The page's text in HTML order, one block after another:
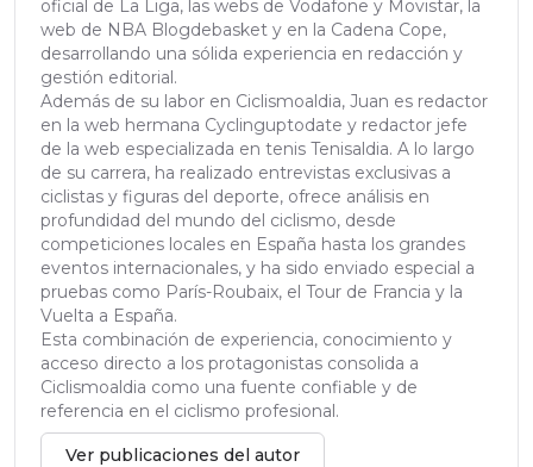
oficial de La Liga, las webs de Vodafone y Movistar, la
web de NBA Blogdebasket y en la Cadena Cope,
desarrollando una sólida experiencia en redacción y
gestión editorial.
Además de su labor en Ciclismoaldia, Juan es redactor
en la web hermana Cyclinguptodate y redactor jefe
de la web especializada en tenis Tenisaldia. A lo largo
de su carrera, ha realizado entrevistas exclusivas a
ciclistas y figuras del deporte, ofrece análisis en
profundidad del mundo del ciclismo, desde
competiciones locales en España hasta los grandes
eventos internacionales, y ha sido enviado especial a
pruebas como París-Roubaix, el Tour de Francia y la
Vuelta a España.
Esta combinación de experiencia, conocimiento y
acceso directo a los protagonistas consolida a
Ciclismoaldia como una fuente confiable y de
referencia en el ciclismo profesional.
Ver publicaciones del autor